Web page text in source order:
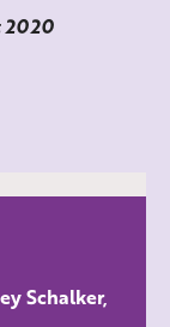
2020
Schalker,